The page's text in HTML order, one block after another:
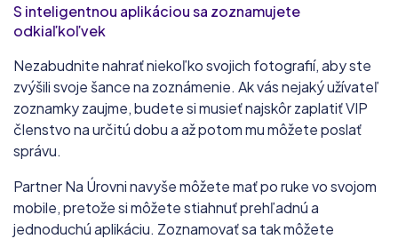
S inteligentnou aplikáciou sa zoznamujete
odkiaľkoľvek
Nezabudnite nahrať niekoľko svojich fotografií, aby ste
zvýšili svoje šance na zoznámenie. Ak vás nejaký užívateľ
zoznamky zaujme, budete si musieť najskôr zaplatiť VIP
členstvo na určitú dobu a až potom mu môžete poslať
správu.
Partner Na Úrovni navyše môžete mať po ruke vo svojom
mobile, pretože si môžete stiahnuť prehľadnú a
jednoduchú aplikáciu. Zoznamovať sa tak môžete